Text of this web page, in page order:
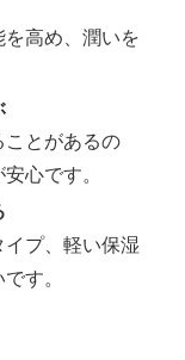
高め、潤いを
ことがあるの
心です。
プ、軽い保湿
す。